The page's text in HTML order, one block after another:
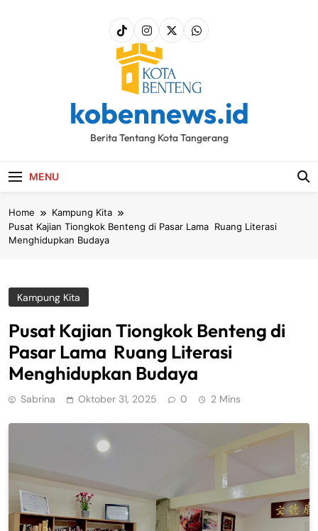
kobennews.id
Berita Tentang Kota Tangerang
MENU
Home
Kampung Kita
Pusat Kajian Tiongkok Benteng di Pasar Lama Ruang Literasi
Menghidupkan Budaya
Kampung Kita
Pusat Kajian Tiongkok Benteng di
Pasar Lama Ruang Literasi
Menghidupkan Budaya
Sabrina Oktober 31, 2025 0 2 Mins